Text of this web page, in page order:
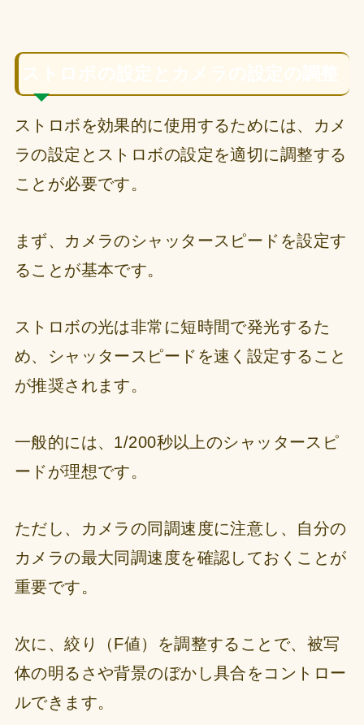
ストロボを効果的に使用するためには、カメ
ラの設定とストロボの設定を適切に調整する
ことが必要です。
まず、カメラのシャッタースピードを設定す
ることが基本です。
ストロボの光は非常に短時間で発光するた
め、シャッタースピードを速く設定すること
が推奨されます。
一般的には、1/200秒以上のシャッタースピ
ードが理想です。
ただし、カメラの同調速度に注意し、自分の
カメラの最大同調速度を確認しておくことが
重要です。
次に、絞り（F値）を調整することで、被写
体の明るさや背景のぼかし具合をコントロー
ルできます。